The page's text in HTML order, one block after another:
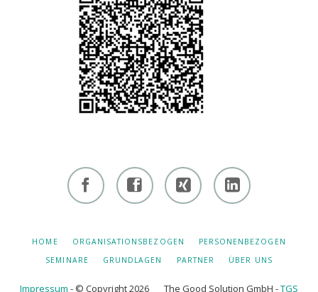
zentrum
zentrum
Hiltebrand Hiltebrand
NAVIGATION
HOME ORGANISATIONSBEZOGEN
PERSONENBEZOGEN
SEMINARE
GRUNDLAGEN PARTNER ÜBER UNS
Impressum - © Copyright 2026 The Good Solution GmbH -TGS